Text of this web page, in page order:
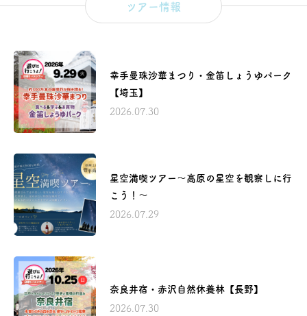
ツアー情報
幸手曼珠沙華まつり・金笛しょうゆパーク
【埼玉】
2026.07.30
星空満喫ツアー～高原の星空を観察しに行
こう！～
2026.07.29
奈良井宿・赤沢自然休養林【長野】
2026.07.30